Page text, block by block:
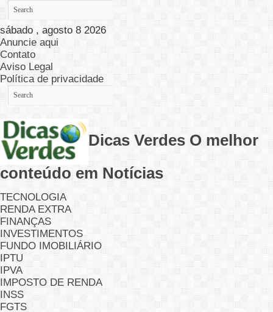
sábado , agosto 8 2026
Anuncie aqui
Contato
Aviso Legal
Política de privacidade
Dicas Verdes O melhor
conteúdo em Notícias
TECNOLOGIA
RENDA EXTRA
FINANÇAS
INVESTIMENTOS
FUNDO IMOBILIÁRIO
IPTU
IPVA
IMPOSTO DE RENDA
INSS
FGTS